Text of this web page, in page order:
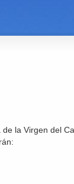
la Virgen del